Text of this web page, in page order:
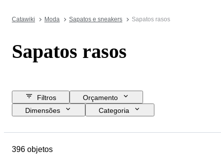
Catawiki Moda Sapatos e sneakers Sapatos rasos
Sapatos rasos
Filtros
Orçamento
Dimensões
Categoria
País de origem
396 objetos